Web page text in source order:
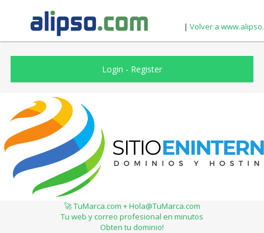
| Volver a
Login - Register
🚀 TuMarca.com + Hola@TuMarca.com
Tu web y correo profesional en minutos
Obten tu dominio!